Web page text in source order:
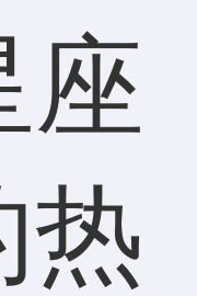
座
热